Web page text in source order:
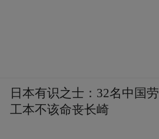
日本有识之士：32名中国劳
工本不该命丧长崎